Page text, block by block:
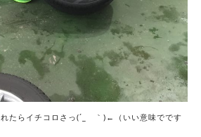
たらイチコロさっ(´_ゝ｀)←（いい意味でです